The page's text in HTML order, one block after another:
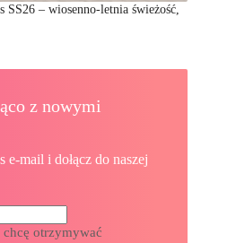
– wiosenno-letnia świeżość,
z nowymi
mail i dołącz do naszej
otrzymywać